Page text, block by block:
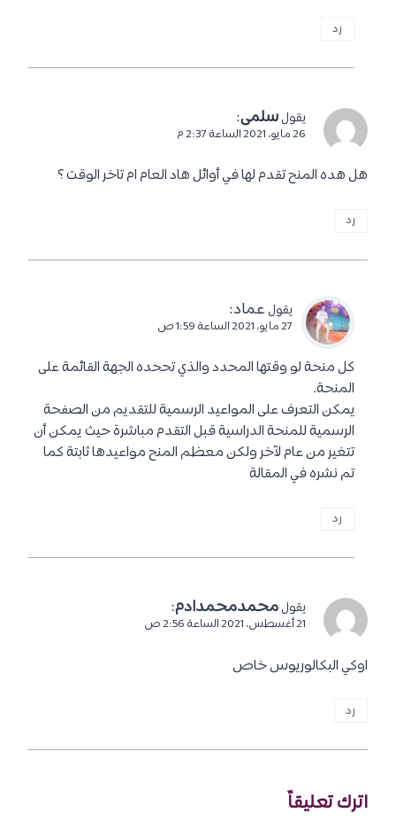
رد
يقول سلمى:
26 مايو، 2021 الساعة 2:37 م
هل هده المنح تقدم لها في أوائل هاد العام ام تاخر الوقت ؟
رد
يقول عماد:
27 مايو، 2021 الساعة 1:59 ص
كل منحة لو وقتها المحدد والذي تححده الجهة القائمة على
المنحة.
يمكن التعرف على المواعيد الرسمية للتقديم من الصفحة
الرسمية للمنحة الدراسية قبل التقدم مباشرة حيث يمكن أن
تتغير من عام لآخر ولكن معظم المنح مواعيدها ثابتة كما
تم نشره في المقالة
رد
يقول محمدمحمدادم:
21 أغسطس، 2021 الساعة 2:56 ص
اوكي البكالوريوس خاص
رد
اترك تعليقاً